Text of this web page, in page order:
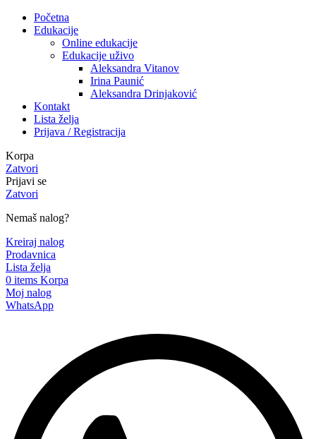
Početna
Edukacije
Online edukacije
Edukacije uživo
Aleksandra Vitanov
Irina Paunić
Aleksandra Drinjaković
Kontakt
Lista želja
Prijava / Registracija
Korpa
Zatvori
Prijavi se
Zatvori
Nemaš nalog?
Kreiraj nalog
Prodavnica
Lista želja
0 items Korpa
Moj nalog
WhatsApp